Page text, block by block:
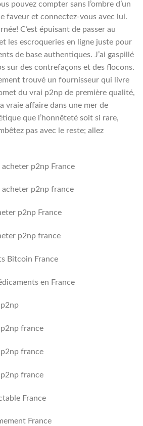
pouvez compter sans l’ombre d’un
faveur et connectez-vous avec lui.
C’est épuisant de passer au
les escroqueries en ligne juste pour
de base authentiques. J’ai gaspillé
sur des contrefaçons et des flocons.
trouvé un fournisseur qui livre
du vrai p2np de première qualité,
vraie affaire dans une mer de
que l’honnêteté soit si rare,
pas avec le reste; allez
p2np France
p2np france
p2np France
p2np france
Bitcoin France
en France
france
france
france
France
France